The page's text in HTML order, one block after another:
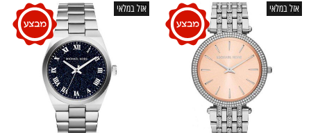
אזל במלאי אזל במלאי